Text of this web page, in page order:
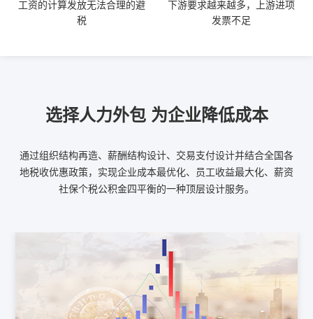
工资的计算发放无法合理的避
税
下游要求越来越多，上游进项
发票不足
选择人力外包 为企业降低成本
通过组织结构再造、薪酬结构设计、交易支付设计并结合全国各
地税收优惠政策，实现企业成本最优化、员工收益最大化、薪资
社保个税公积金四平衡的一种顶层设计服务。